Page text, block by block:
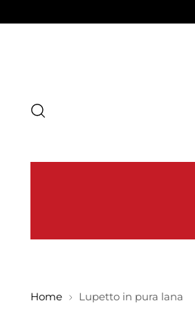
Home Lupetto in pura lana